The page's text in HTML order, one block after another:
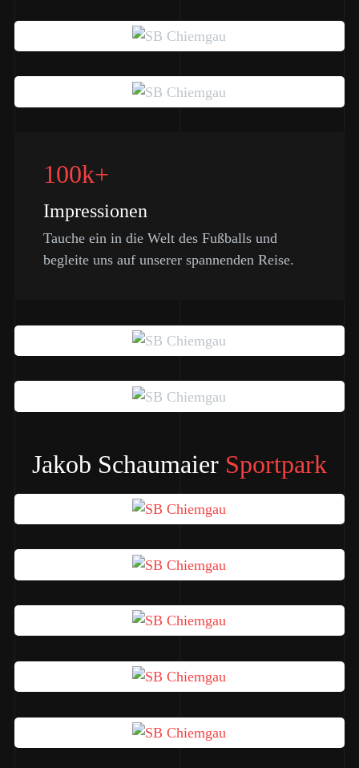
100k+
Impressionen
Tauche ein in die Welt des Fußballs und
begleite uns auf unserer spannenden Reise.
Jakob Schaumaier Sportpark